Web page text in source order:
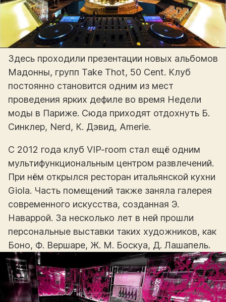
Здесь проходили презентации новых альбомов
Мадонны, групп Take Thot, 50 Cent. Клуб
постоянно становится одним из мест
проведения ярких дефиле во время Недели
моды в Париже. Сюда приходят отдохнуть Б.
Синклер, Nerd, К. Дэвид, Amerie.
С 2012 года клуб VIP-room стал ещё одним
мультифункциональным центром развлечений.
При нём открылся ресторан итальянской кухни
Giola. Часть помещений также заняла галерея
современного искусства, созданная Э.
Наваррой. За несколько лет в ней прошли
персональные выставки таких художников, как
Боно, Ф. Вершаре, Ж. М. Боскуа, Д. Лашапель.